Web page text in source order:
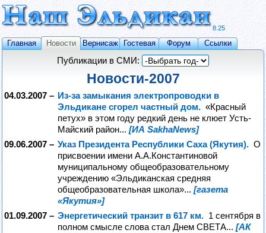
8.25
Главная Новости Вернисаж Гостевая Форум Ссылки
Публикации в СМИ:
Новости-2007
04.03.2007 – Из-за замыкания электропроводки в
Эльдикане сгорел частный дом. «Красный
петух» в этом году редкий день не клюет Усть-
Майский район... [ИА SakhaNews]
09.06.2007 – Указ Президента Республики Саха (Якутия). О
присвоении имени А.А.Константиновой
муниципальному общеобразовательному
учреждению «Эльдиканская средняя
общеобразовательная школа»... [газета
«Якутия»]
01.09.2007 – Энергетический транзит в 617 км. 1 сентября в
полном смысле слова стал Днем СВЕТА... [АК